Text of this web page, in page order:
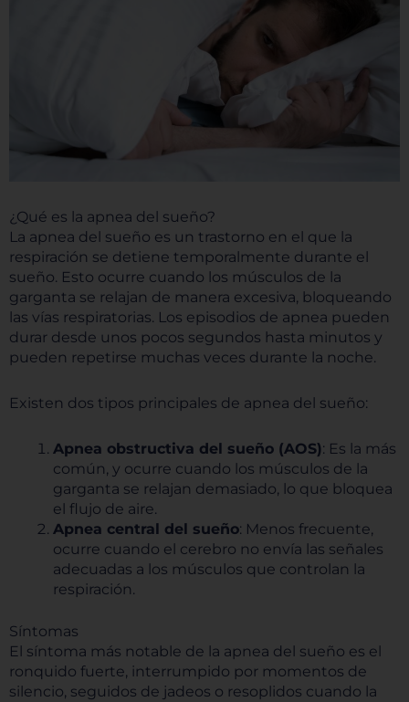
¿Qué es la apnea del sueño?
La apnea del sueño es un trastorno en el que la
respiración se detiene temporalmente durante el
sueño. Esto ocurre cuando los músculos de la
garganta se relajan de manera excesiva, bloqueando
las vías respiratorias. Los episodios de apnea pueden
durar desde unos pocos segundos hasta minutos y
pueden repetirse muchas veces durante la noche.
Existen dos tipos principales de apnea del sueño:
Apnea obstructiva del sueño (AOS): Es la más
común, y ocurre cuando los músculos de la
garganta se relajan demasiado, lo que bloquea
el flujo de aire.
Apnea central del sueño: Menos frecuente,
ocurre cuando el cerebro no envía las señales
adecuadas a los músculos que controlan la
respiración.
Síntomas
El síntoma más notable de la apnea del sueño es el
ronquido fuerte, interrumpido por momentos de
silencio, seguidos de jadeos o resoplidos cuando la